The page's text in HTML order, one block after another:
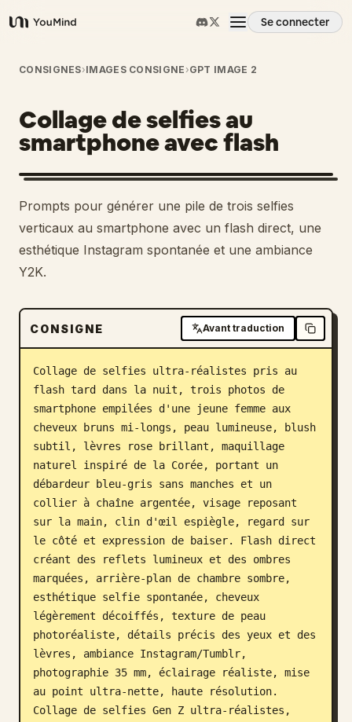
YouMind
Se connecter
Aperçu
Cas d'usage
Compétences
Invites
Tarifs
Télécharger
Blog
Mises à jour
CONSIGNES›IMAGES CONSIGNE ›GPT IMAGE 2
Collage de selfies au
smartphone avec flash
Prompts pour générer une pile de trois selfies
verticaux au smartphone avec un flash direct, une
esthétique Instagram spontanée et une ambiance
Y2K.
CONSIGNE Avant traduction
Collage de selfies ultra-réalistes pris au
flash tard dans la nuit, trois photos de
smartphone empilées d'une jeune femme aux
cheveux bruns mi-longs, peau lumineuse, blush
subtil, lèvres rose brillant, maquillage
naturel inspiré de la Corée, portant un
débardeur bleu-gris sans manches et un
collier à chaîne argentée, visage reposant
sur la main, clin d'œil espiègle, regard sur
le côté et expression de baiser. Flash direct
créant des reflets lumineux et des ombres
marquées, arrière-plan de chambre sombre,
esthétique selfie spontanée, cheveux
légèrement décoiffés, texture de peau
photoréaliste, détails précis des yeux et des
lèvres, ambiance Instagram/Tumblr,
photographie 35 mm, éclairage réaliste, mise
au point ultra-nette, haute résolution.
Collage de selfies Gen Z ultra-réalistes,